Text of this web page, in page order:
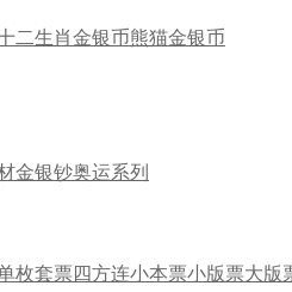
二生肖金银币熊猫金银币
金银钞奥运系列
枚套票 四方连小本票小版票大版